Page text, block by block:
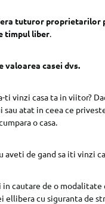
tuturor proprietarilor
timpul liber.
valoarea casei dvs.
ti vinzi casa ta in viitor?
atat in ceea ce
o casa.
aveti de gand sa iti vinzi
in cautare de o
ellibera cu siguranta de